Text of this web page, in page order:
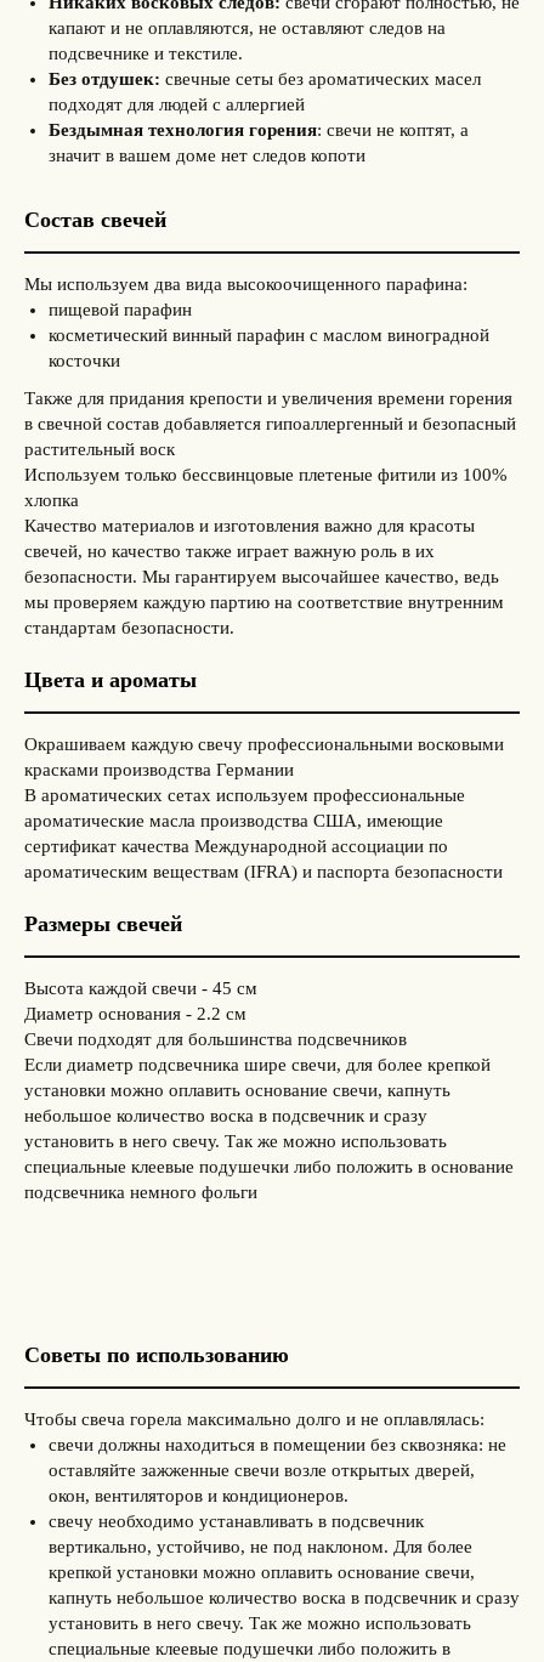
капают и не оплавляются, не оставляют следов на
подсвечнике и текстиле.
Без отдушек: свечные сеты без ароматических масел
подходят для людей с аллергией
Бездымная технология горения: свечи не коптят, а
значит в вашем доме нет следов копоти
Состав свечей
Мы используем два вида высокоочищенного парафина:
пищевой парафин
косметический винный парафин с маслом виноградной
косточки
Также для придания крепости и увеличения времени горения
в свечной состав добавляется гипоаллергенный и безопасный
растительный воск
Используем только бессвинцовые плетеные фитили из 100%
хлопка
Качество материалов и изготов­ления важно для красоты
свечей, но качество также играет важную роль в их
безопасности. Мы гарантируем высочайшее качество, ведь
мы проверяем каждую партию на соответствие внутренним
стандартам безопасности.
Цвета и ароматы
Окрашиваем каждую свечу профессиональными восковыми
красками производства Германии
В ароматических сетах используем профессиональные
ароматические масла производства США, имеющие
сертификат качества Международной ассоциации по
ароматическим веществам (IFRA) и паспорта безопасности
Размеры свечей
Высота каждой свечи - 45 см
Диаметр основания - 2.2 см
Свечи подходят для большинства подсвечников
Если диаметр подсвечника шире свечи, для более крепкой
установки можно оплавить основание свечи, капнуть
небольшое количество воска в подсвечник и сразу
установить в него свечу. Так же можно использовать
специальные клеевые подушечки либо положить в основание
подсвечника немного фольги
Советы по использованию
Чтобы свеча горела максимально долго и не оплавлялась:
свечи должны находиться в помещении без сквозняка: не
оставляйте зажженные свечи возле открытых дверей,
окон, вентиляторов и кондиционеров.
свечу необходимо устанавливать в подсвечник
вертикально, устойчиво, не под наклоном. Для более
крепкой установки можно оплавить основание свечи,
капнуть небольшое количество воска в подсвечник и сразу
установить в него свечу. Так же можно использовать
специальные клеевые подушечки либо положить в